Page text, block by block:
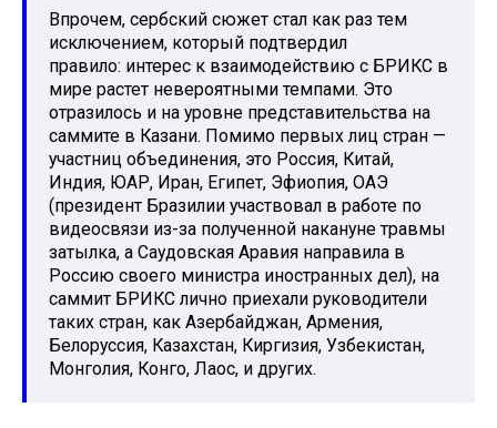
Впрочем, сербский сюжет стал как раз тем
исключением, который подтвердил
правило: интерес к взаимодействию с БРИКС в
мире растет невероятными темпами. Это
отразилось и на уровне представительства на
саммите в Казани. Помимо первых лиц стран —
участниц объединения, это Россия, Китай,
Индия, ЮАР, Иран, Египет, Эфиопия, ОАЭ
(президент Бразилии участвовал в работе по
видеосвязи из-за полученной накануне травмы
затылка, а Саудовская Аравия направила в
Россию своего министра иностранных дел), на
саммит БРИКС лично приехали руководители
таких стран, как Азербайджан, Армения,
Белоруссия, Казахстан, Киргизия, Узбекистан,
Монголия, Конго, Лаос, и других.